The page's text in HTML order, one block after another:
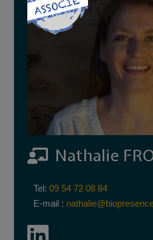
Nathalie
Tel: 09 54 72 08 84
E-mail :